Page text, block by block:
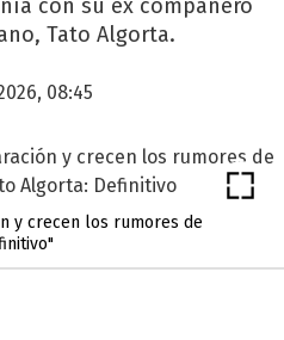
con su ex compañero
Tato Algorta.
08:45
y crecen los rumores de